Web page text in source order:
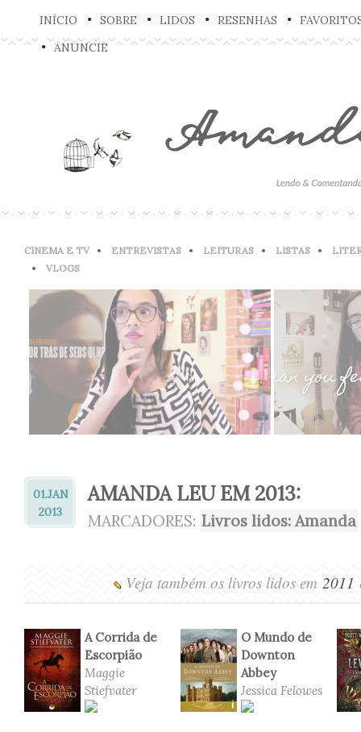
INÍCIO SOBRE LIDOS RESENHAS
ANUNCIE
CINEMA E TV ENTREVISTAS LEITURAS LISTAS
VLOGS
01.JAN
2013
AMANDA LEU EM 2013:
MARCADORES: Livros lidos: Amanda
Veja também os livros lidos em 2011
A Corrida de
Escorpião
Maggie
Stiefvater
O Mundo de
Downton
Abbey
Jessica Felowes